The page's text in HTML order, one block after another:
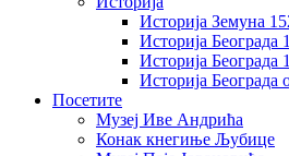
Историја Земуна
Историја Београда
Историја Београда
Историја Београда
Посетите
Музеј Иве Андрића
Конак кнегиње Љубице